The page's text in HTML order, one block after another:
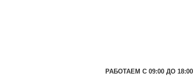
РАБОТАЕМ С 09:00 ДО 18:00